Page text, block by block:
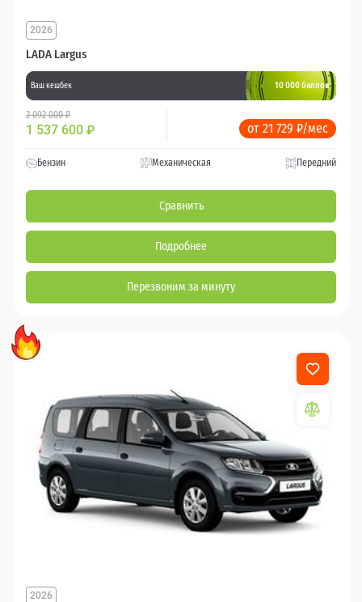
LADA Largus
2026
Ваш кешбек 10 000 баллов
2 092 000 ₽
1 537 600 ₽ от 21 729 ₽/мес
Бензин Механическая Передний
Сравнить
Подробнее
Перезвоним за минуту
2026